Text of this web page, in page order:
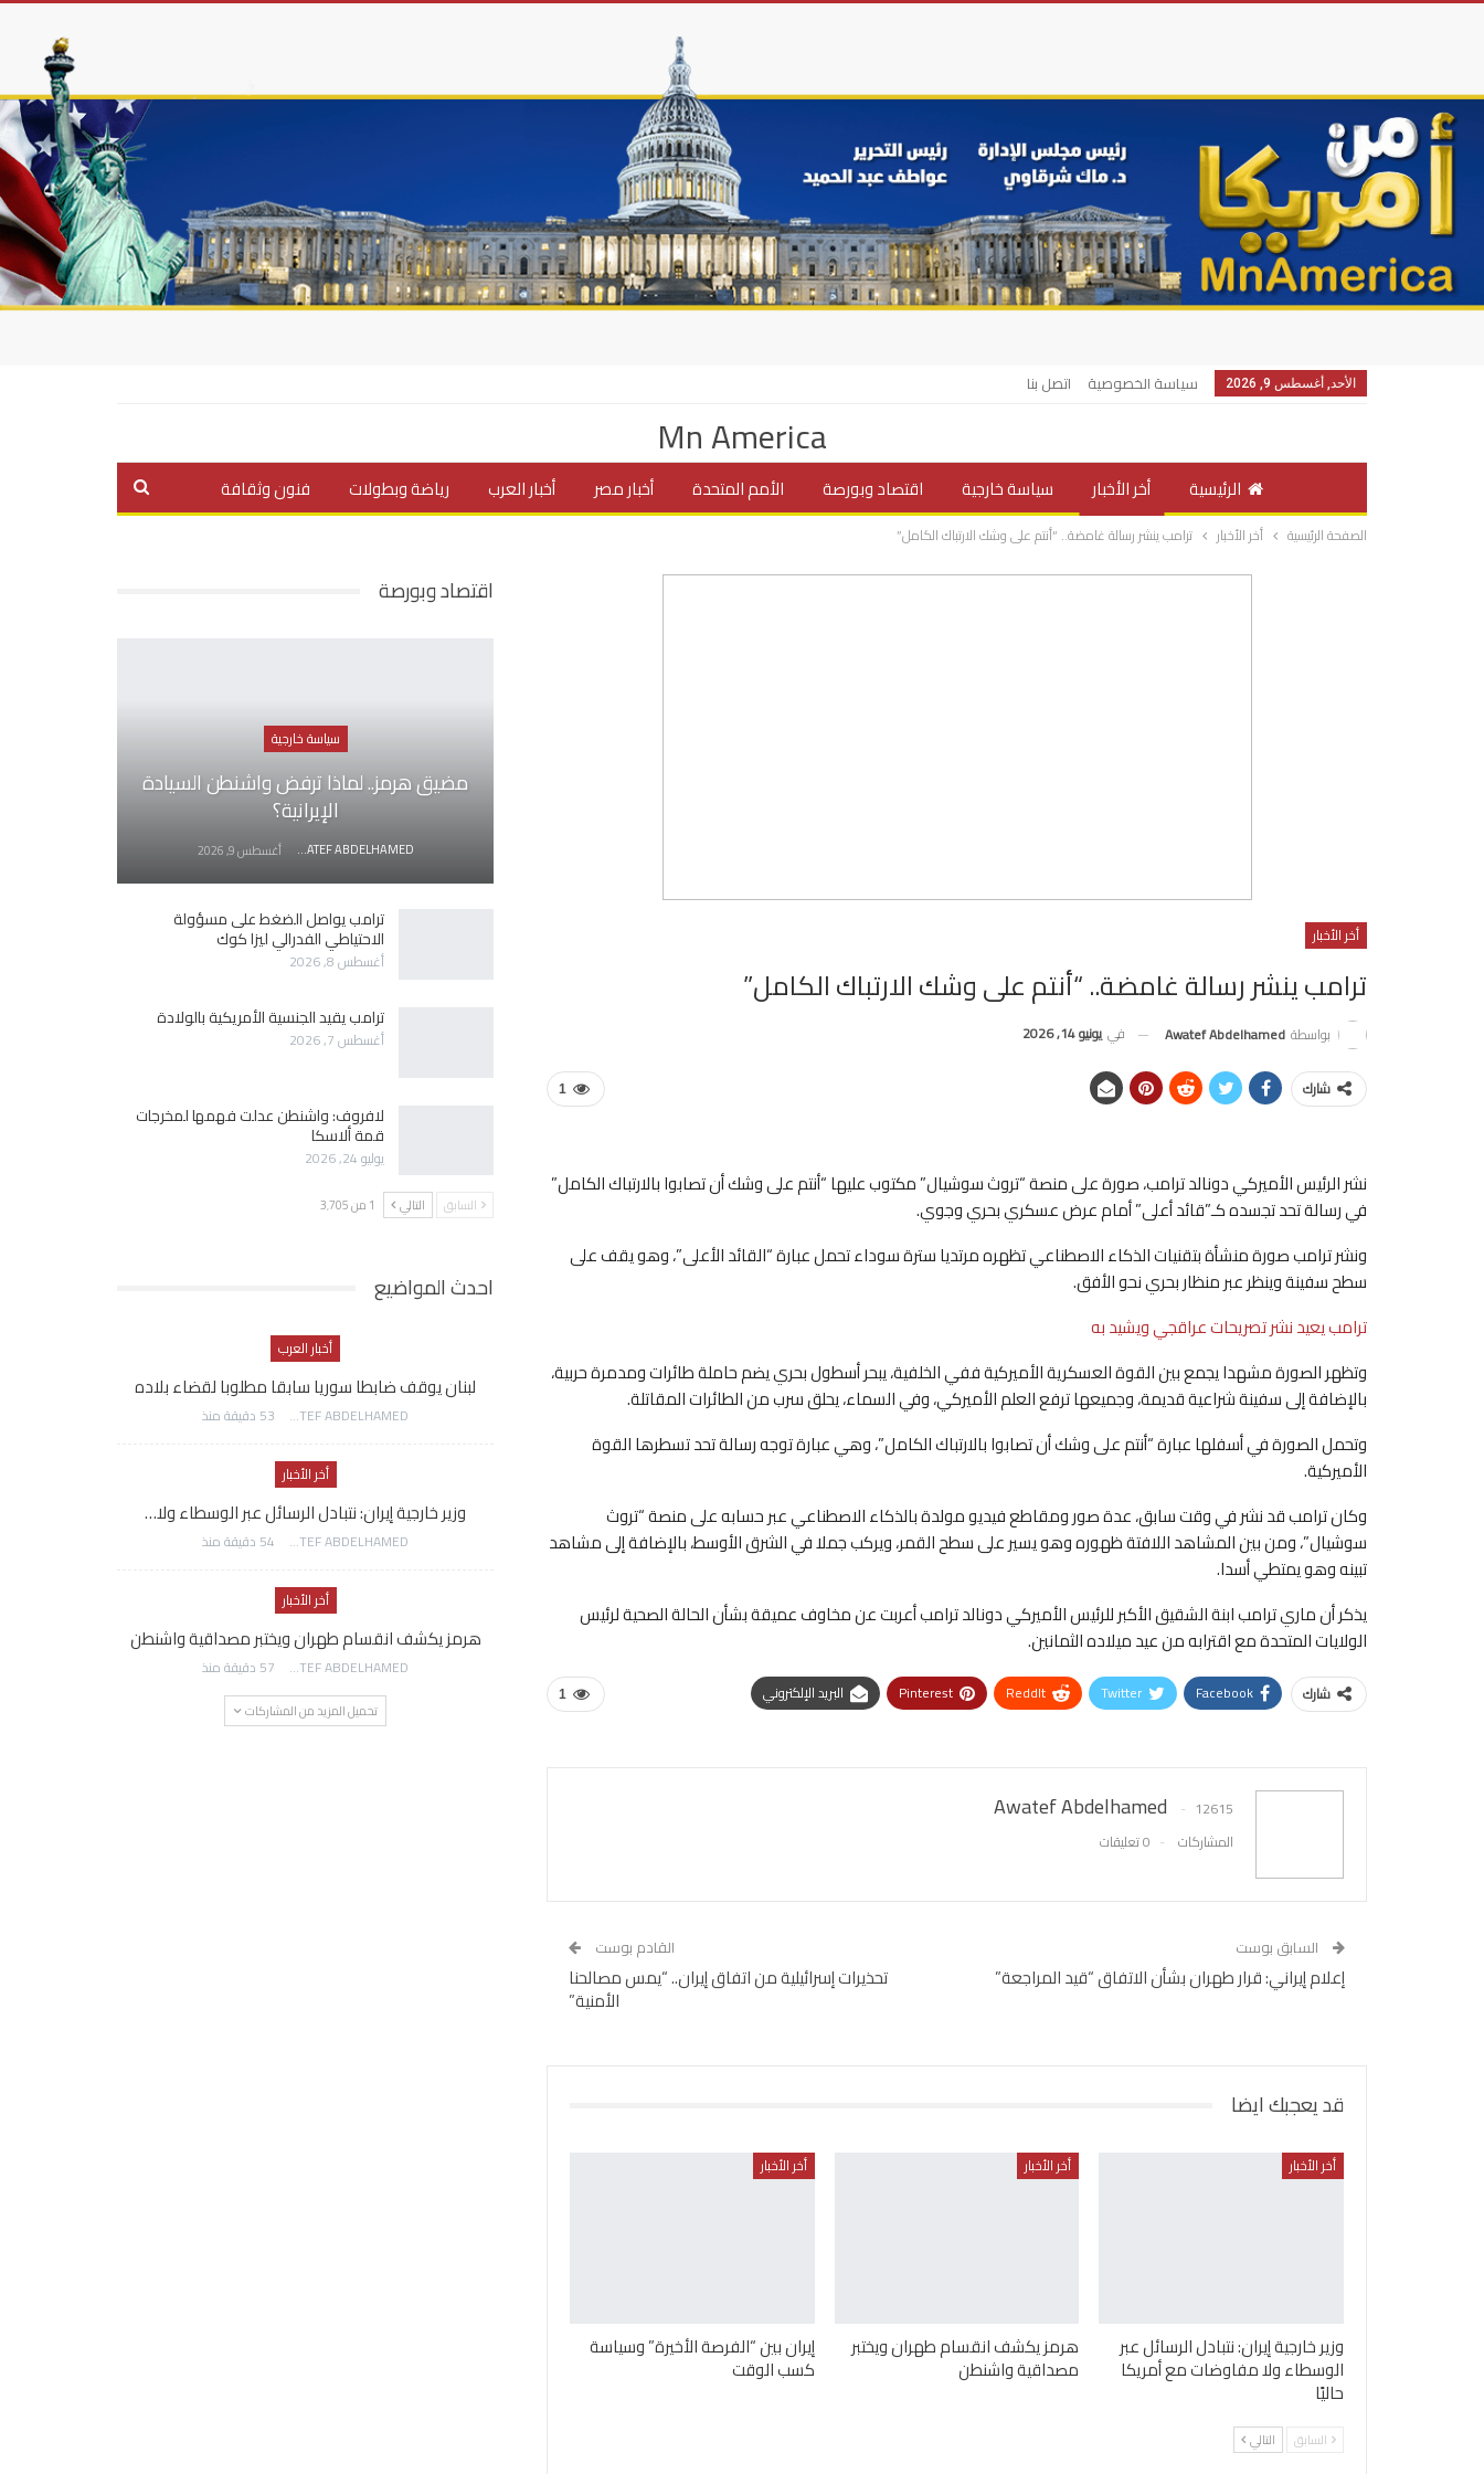
الأحد, أغسطس 9, 2026 سياسة الخصوصية اتصل بنا
Mn America
الرئيسية أخر الأخبار سياسة خارجية اقتصاد وبورصة الأمم المتحدة أخبار مصر أخبار العرب رياضة وبطولات
فنون وثقافة
صحة وتغذية
المرأة والحياة المنح الدراسية الصفحة الرئيسية أخر الأخبار ترامب ينشر رسالة غامضة.. “أنتم على وشك الارتباك الكامل”
أخر الأخبار
ترامب ينشر رسالة غامضة.. “أنتم على وشك الارتباك الكامل”
بواسطة Awatef Abdelhamed في يونيو 14, 2026
1 شارك
نشر الرئيس الأميركي دونالد ترامب، صورة على منصة “تروث سوشيال” مكتوب عليها “أنتم على وشك أن تصابوا بالارتباك الكامل”
في رسالة تحد تجسده كـ”قائد أعلى” أمام عرض عسكري بحري وجوي.
ونشر ترامب صورة منشأة بتقنيات الذكاء الاصطناعي تظهره مرتديا سترة سوداء تحمل عبارة “القائد الأعلى”، وهو يقف على
سطح سفينة وينظر عبر منظار بحري نحو الأفق.
ترامب يعيد نشر تصريحات عراقجي ويشيد به
وتظهر الصورة مشهدا يجمع بين القوة العسكرية الأميركية ففي الخلفية، يبحر أسطول بحري يضم حاملة طائرات ومدمرة حربية،
بالإضافة إلى سفينة شراعية قديمة، وجميعها ترفع العلم الأميركي، وفي السماء، يحلق سرب من الطائرات المقاتلة.
وتحمل الصورة في أسفلها عبارة “أنتم على وشك أن تصابوا بالارتباك الكامل”، وهي عبارة توجه رسالة تحد تسطرها القوة
الأميركية.
وكان ترامب قد نشر في وقت سابق، عدة صور ومقاطع فيديو مولدة بالذكاء الاصطناعي عبر حسابه على منصة “تروث
سوشيال”، ومن بين المشاهد اللافتة ظهوره وهو يسير على سطح القمر، ويركب جملا في الشرق الأوسط، بالإضافة إلى مشاهد
تبينه وهو يمتطي أسدا.
يذكر أن ماري ترامب ابنة الشقيق الأكبر للرئيس الأميركي دونالد ترامب أعربت عن مخاوف عميقة بشأن الحالة الصحية لرئيس
الولايات المتحدة مع اقترابه من عيد ميلاده الثمانين.
1 شارك Facebook
Twitter
ReddIt
Pinterest البريد الإلكتروني
Awatef Abdelhamed
12615
المشاركات
0 تعليقات
السابق بوست
إعلام إيراني: قرار طهران بشأن الاتفاق “قيد المراجعة”
القادم بوست
تحذيرات إسرائيلية من اتفاق إيران.. “يمس مصالحنا
الأمنية”
قد يعجبك ايضا
أخر الأخبار
وزير خارجية إيران: نتبادل الرسائل عبر
الوسطاء ولا مفاوضات مع أمريكا
حاليًا
أخر الأخبار
هرمز يكشف انقسام طهران ويختبر
مصداقية واشنطن
أخر الأخبار
إيران بين “الفرصة الأخيرة” وسياسة
كسب الوقت
السابق التالي
اقتصاد وبورصة
سياسة خارجية
مضيق هرمز.. لماذا ترفض واشنطن السيادة
الإيرانية؟
AWATEF ABDELHAMED أغسطس 9, 2026
ترامب يواصل الضغط على مسؤولة
الاحتياطي الفدرالي ليزا كوك
أغسطس 8, 2026
ترامب يقيد الجنسية الأمريكية بالولادة
أغسطس 7, 2026
لافروف: واشنطن عدلت فهمها لمخرجات
قمة ألاسكا
يوليو 24, 2026
السابق التالي 1 من 3٬705
احدث المواضيع
أخبار العرب
لبنان يوقف ضابطا سوريا سابقا مطلوبا لقضاء بلاده
AWATEF ABDELHAMED 53 دقيقة منذ
أخر الأخبار
وزير خارجية إيران: نتبادل الرسائل عبر الوسطاء ولا…
AWATEF ABDELHAMED 54 دقيقة منذ
أخر الأخبار
هرمز يكشف انقسام طهران ويختبر مصداقية واشنطن
AWATEF ABDELHAMED 57 دقيقة منذ
تحميل المزيد من المشاركات